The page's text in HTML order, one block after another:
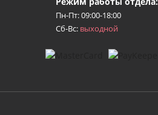
Пн-Пт: 09:00-18:00
Сб-Вс: выходной